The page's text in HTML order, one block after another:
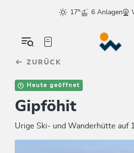
sr.skip-to.main-content
sr.skip-to.table-of-contents
sr.skip-to.main-navigation
17°
6 Anlagen
ZURÜCK
Heute geöffnet
Gipföhit
Urige Ski- und Wanderhütte auf